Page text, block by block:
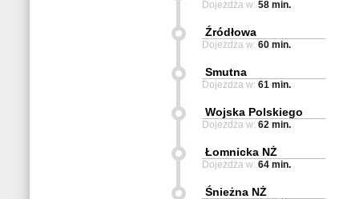
Dojeżdża w: 58 min.
Źródłowa
Dojeżdża w: 60 min.
Smutna
Dojeżdża w: 61 min.
Wojska Polskiego
Dojeżdża w: 62 min.
Łomnicka NŻ
Dojeżdża w: 64 min.
Śnieżna NŻ